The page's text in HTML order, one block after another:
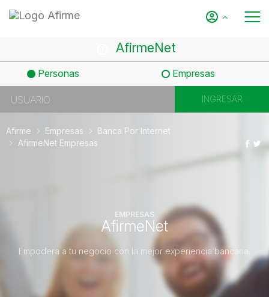
AfirmeNet
Personas Empresas
Afirme Empresas
Banca Por Internet
AfirmeNet Empresas
EMPRESAS
AfirmeNet
Empodera a tu negocio con la mejor experiencia bancaria.